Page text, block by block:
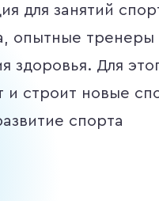
для занятий
опытные
здоровья. Для
и строит новые
спорта